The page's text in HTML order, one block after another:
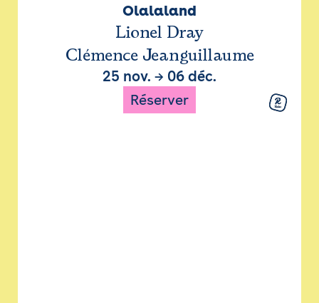
Olalaland
Lionel Dray
Clémence Jeanguillaume
25 nov. → 06 déc.
Réserver